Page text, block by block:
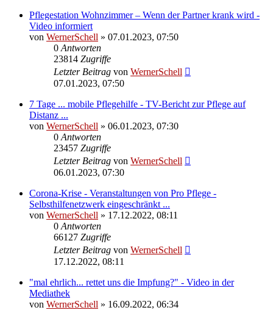
Pflegestation Wohnzimmer – Wenn der Partner krank wird -
Video informiert
von WernerSchell » 07.01.2023, 07:50
0 Antworten
23814 Zugriffe
Letzter Beitrag von WernerSchell
07.01.2023, 07:50
7 Tage ... mobile Pflegehilfe - TV-Bericht zur Pflege auf
Distanz ...
von WernerSchell » 06.01.2023, 07:30
0 Antworten
23457 Zugriffe
Letzter Beitrag von WernerSchell
06.01.2023, 07:30
Corona-Krise - Veranstaltungen von Pro Pflege -
Selbsthilfenetzwerk eingeschränkt ...
von WernerSchell » 17.12.2022, 08:11
0 Antworten
66127 Zugriffe
Letzter Beitrag von WernerSchell
17.12.2022, 08:11
"mal ehrlich... rettet uns die Impfung?" - Video in der
Mediathek
von WernerSchell » 16.09.2022, 06:34